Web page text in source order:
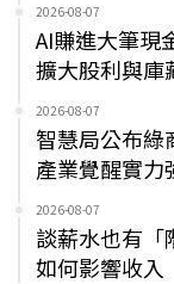
2026-08-07
AI賺進大筆現
擴大股利與庫
2026-08-07
智慧局公布綠
產業覺醒實力
2026-08-07
談薪水也有「
如何影響收入